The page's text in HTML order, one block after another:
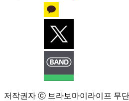
저작권자 ⓒ 브라보마이라이프 무